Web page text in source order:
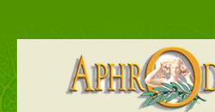
在外租屋者、居住處無管
理員、不方便在工作地點
取件者，歡迎多多使用